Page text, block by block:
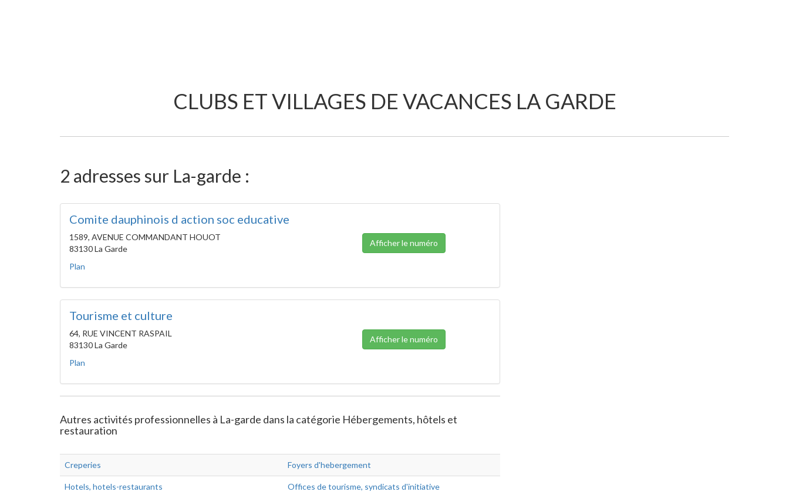
CLUBS ET VILLAGES DE VACANCES LA GARDE
2 adresses sur La-garde :
Comite dauphinois d action soc educative
1589, AVENUE COMMANDANT HOUOT
83130 La Garde
Plan
Afficher le numéro
Tourisme et culture
64, RUE VINCENT RASPAIL
83130 La Garde
Plan
Afficher le numéro
Autres activités professionnelles à La-garde dans la catégorie Hébergements, hôtels et
restauration
Creperies Foyers d'hebergement
Hotels, hotels-restaurants Offices de tourisme, syndicats d'initiative